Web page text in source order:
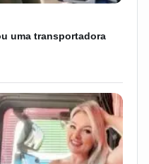
uma transportadora